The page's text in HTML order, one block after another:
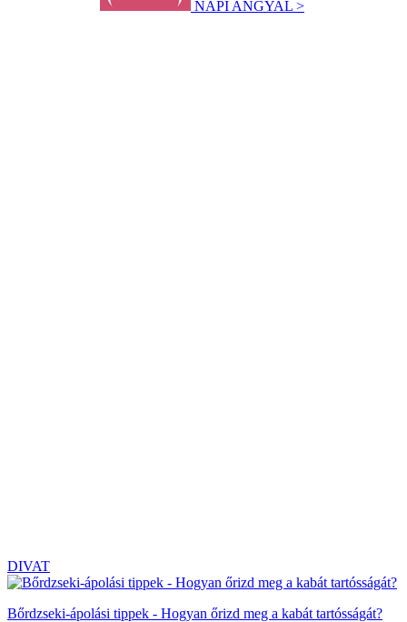
NAPI ANGYAL >
DIVAT
Bőrdzseki-ápolási tippek - Hogyan őrizd meg a kabát tartósságát?